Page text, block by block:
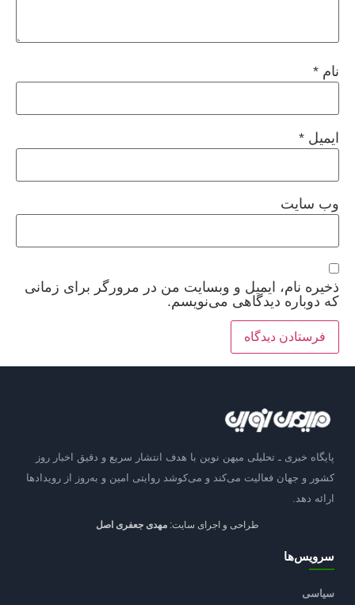
نام *
ایمیل *
وب‌ سایت
ذخیره نام، ایمیل و وبسایت من در مرورگر برای زمانی
که دوباره دیدگاهی می‌نویسم.
پایگاه خبری ـ تحلیلی میهن نوین با هدف انتشار سریع و دقیق اخبار روز
کشور و جهان فعالیت می‌کند و می‌کوشد روایتی امین و به‌روز از رویدادها
ارائه دهد.
طراحی و اجرای سایت: مهدی جعفری اصل
سرویس‌ها
سیاسی